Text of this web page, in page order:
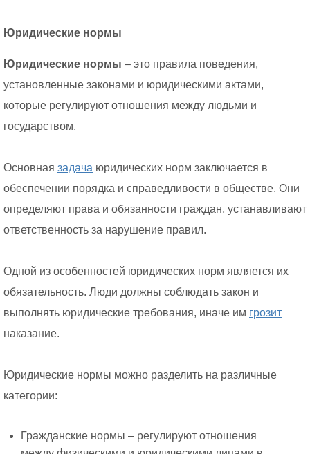
Юридические нормы
Юридические нормы – это правила поведения,
установленные законами и юридическими актами,
которые регулируют отношения между людьми и
государством.
Основная задача юридических норм заключается в
обеспечении порядка и справедливости в обществе. Они
определяют права и обязанности граждан, устанавливают
ответственность за нарушение правил.
Одной из особенностей юридических норм является их
обязательность. Люди должны соблюдать закон и
выполнять юридические требования, иначе им грозит
наказание.
Юридические нормы можно разделить на различные
категории:
Гражданские нормы – регулируют отношения